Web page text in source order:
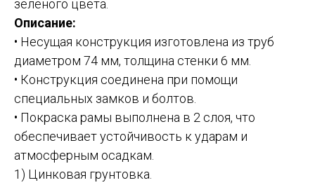
зеленого цвета.
Описание:
• Несущая конструкция изготовлена из труб
диаметром 74 мм, толщина стенки 6 мм.
• Конструкция соединена при помощи
специальных замков и болтов.
• Покраска рамы выполнена в 2 слоя, что
обеспечивает устойчивость к ударам и
атмосферным осадкам.
1) Цинковая грунтовка.